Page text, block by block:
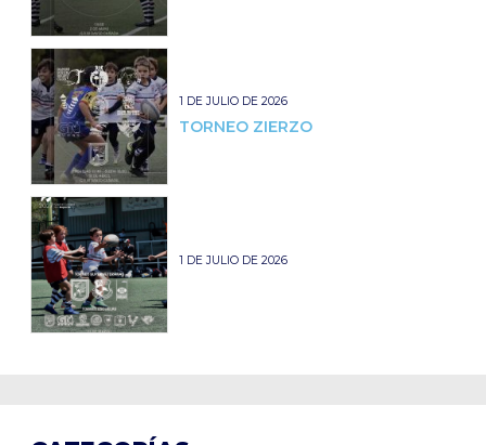
1 DE JULIO DE 2026
TORNEO ZIERZO
1 DE JULIO DE 2026